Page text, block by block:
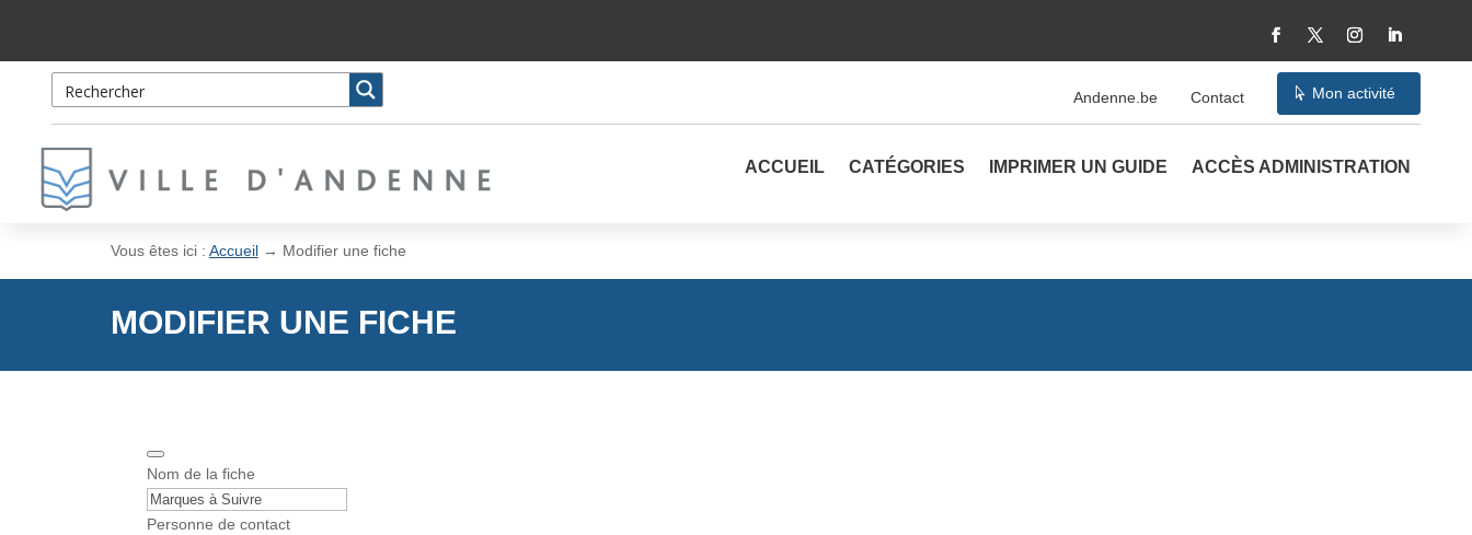
Content
la
navigation
Andenne.be Contact Mon activité
ACCUEIL CATÉGORIES IMPRIMER UN GUIDE ACCÈS ADMINISTRATION
Vous êtes ici : Accueil→ Modifier une fiche
MODIFIER UNE FICHE
Nom de la fiche
Personne de contact